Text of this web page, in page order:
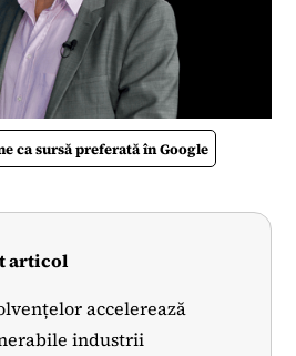
ca sursă preferată în Google
articol
accelerează
industrii